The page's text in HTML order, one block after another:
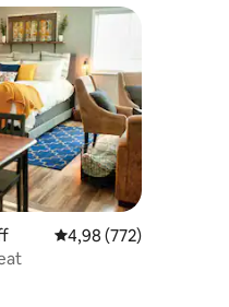
136
Vidutinis įvertinimas:
4,98 (772)